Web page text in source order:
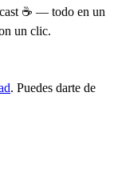
☕ — todo en un
un clic.
. Puedes darte de